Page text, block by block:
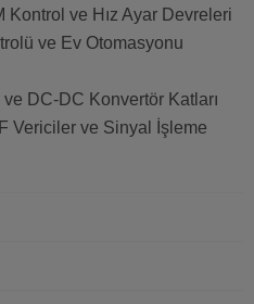
Kontrol ve Hız Ayar Devreleri
ve Ev Otomasyonu
DC-DC Konvertör Katları
Vericiler ve Sinyal İşleme